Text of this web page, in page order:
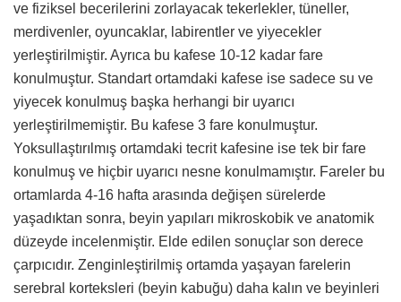
ve fiziksel becerilerini zorlayacak tekerlekler, tüneller,
merdivenler, oyuncaklar, labirentler ve yiyecekler
yerleştirilmiştir. Ayrıca bu kafese 10-12 kadar fare
konulmuştur. Standart ortamdaki kafese ise sadece su ve
yiyecek konulmuş başka herhangi bir uyarıcı
yerleştirilmemiştir. Bu kafese 3 fare konulmuştur.
Yoksullaştırılmış ortamdaki tecrit kafesine ise tek bir fare
konulmuş ve hiçbir uyarıcı nesne konulmamıştır. Fareler bu
ortamlarda 4-16 hafta arasında değişen sürelerde
yaşadıktan sonra, beyin yapıları mikroskobik ve anatomik
düzeyde incelenmiştir. Elde edilen sonuçlar son derece
çarpıcıdır. Zenginleştirilmiş ortamda yaşayan farelerin
serebral korteksleri (beyin kabuğu) daha kalın ve beyinleri